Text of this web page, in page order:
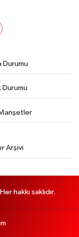
Durumu
Durumu
Arşivi
hakkı saklıdır.